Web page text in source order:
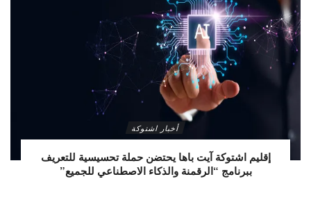
أخبار اشتوكة
إقليم اشتوكة آيت باها يحتضن حملة تحسيسية للتعريف
ببرنامج “الرقمنة والذكاء الاصطناعي للجميع”